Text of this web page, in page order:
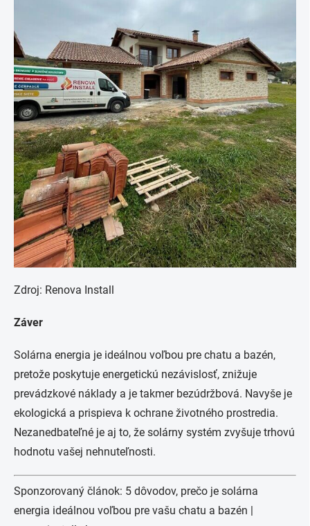
Zdroj: Renova Install
Záver
Solárna energia je ideálnou voľbou pre chatu a bazén,
pretože poskytuje energetickú nezávislosť, znižuje
prevádzkové náklady a je takmer bezúdržbová. Navyše je
ekologická a prispieva k ochrane životného prostredia.
Nezanedbateľné je aj to, že solárny systém zvyšuje trhovú
hodnotu vašej nehnuteľnosti.
Sponzorovaný článok: 5 dôvodov, prečo je solárna
energia ideálnou voľbou pre vašu chatu a bazén |